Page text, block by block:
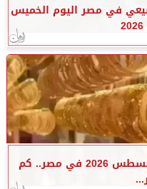
في مصر اليوم الخميس
أسعار الذهب اليوم الخميس 6 أغسطس 2026 في مصر.. كم